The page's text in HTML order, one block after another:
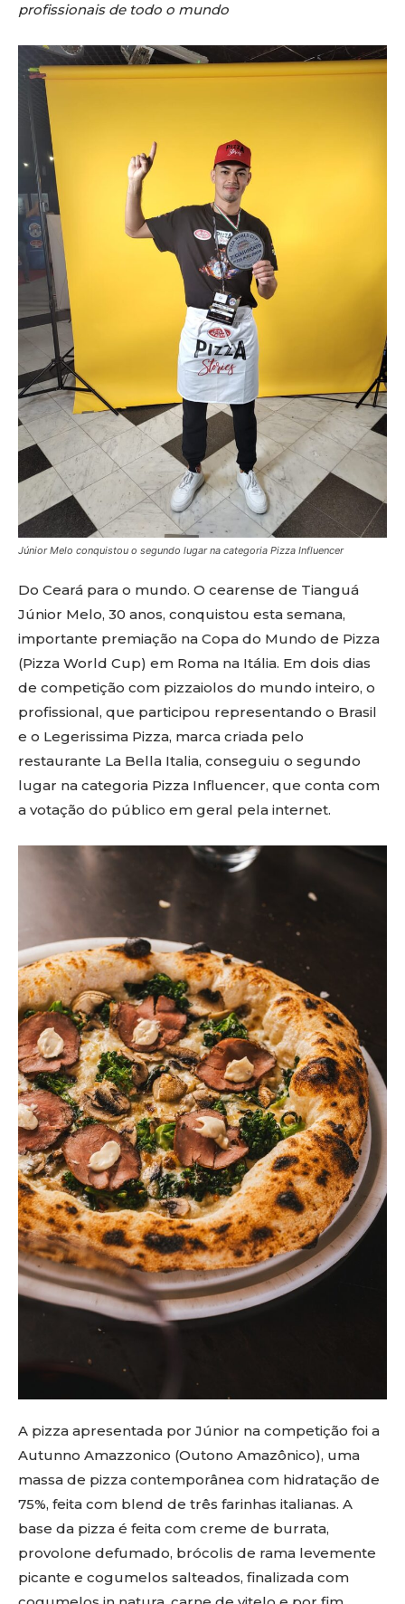
profissionais de todo o mundo
Júnior Melo conquistou o segundo lugar na categoria Pizza Influencer
Do Ceará para o mundo. O cearense de Tianguá
Júnior Melo, 30 anos, conquistou esta semana,
importante premiação na Copa do Mundo de Pizza
(Pizza World Cup) em Roma na Itália. Em dois dias
de competição com pizzaiolos do mundo inteiro, o
profissional, que participou representando o Brasil
e o Legerissima Pizza, marca criada pelo
restaurante La Bella Italia, conseguiu o segundo
lugar na categoria Pizza Influencer, que conta com
a votação do público em geral pela internet.
A pizza apresentada por Júnior na competição foi a
Autunno Amazzonico (Outono Amazônico), uma
massa de pizza contemporânea com hidratação de
75%, feita com blend de três farinhas italianas. A
base da pizza é feita com creme de burrata,
provolone defumado, brócolis de rama levemente
picante e cogumelos salteados, finalizada com